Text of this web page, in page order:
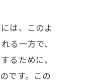
は、このよ
る一方で、
るために、
です。この